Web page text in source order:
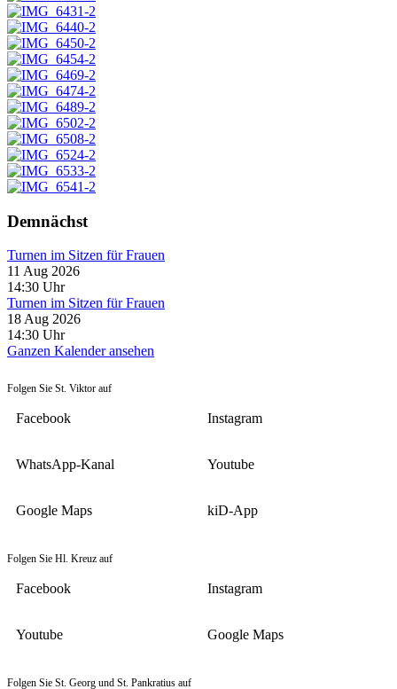
Demnächst
Turnen im Sitzen für Frauen
11 Aug 2026
14:30 Uhr
Turnen im Sitzen für Frauen
18 Aug 2026
14:30 Uhr
Ganzen Kalender ansehen
Folgen Sie St. Viktor auf
Facebook Instagram
WhatsApp-Kanal Youtube
Google Maps kiD-App
Folgen Sie Hl. Kreuz auf
Facebook Instagram
Youtube Google Maps
Folgen Sie St. Georg und St. Pankratius auf